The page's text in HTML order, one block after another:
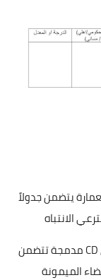
يتضمن جدولاً
الانتباه
2 . جميع رؤساء الوحدات الادارية استلموا اقراص CD مدمجة تتضمن
الميمونة